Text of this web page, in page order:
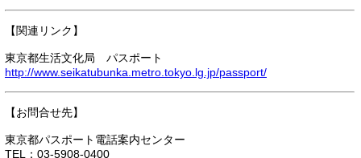
【関連リンク】
東京都生活文化局 パスポート
http://www.seikatubunka.metro.tokyo.lg.jp/passport/
【お問合せ先】
東京都パスポート電話案内センター
TEL：03-5908-0400